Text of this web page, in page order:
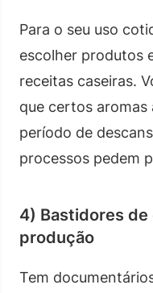
Para o seu uso
escolher produtos
receitas caseiras.
que certos aromas
período de
processos pedem
4) Bastidores de
produção
Tem